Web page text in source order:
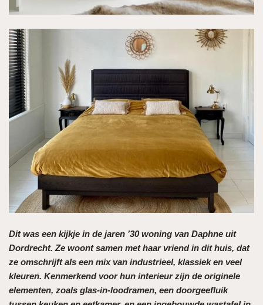
Dit was een kijkje in de jaren ’30 woning van Daphne uit
Dordrecht. Ze woont samen met haar vriend in dit huis, dat
ze omschrijft als een mix van industrieel, klassiek en veel
kleuren. Kenmerkend voor hun interieur zijn de originele
elementen, zoals glas-in-loodramen, een doorgeefluik